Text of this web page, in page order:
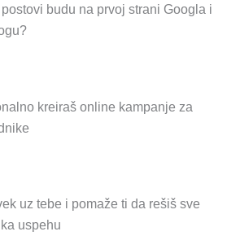
budu na prvoj strani Googla i
kreiraš online kampanje za
uz tebe i pomaže ti da rešiš sve
uspehu